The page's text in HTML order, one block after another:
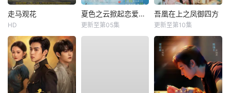
走马观花
HD
夏色之云掀起恋爱与风暴
更新至第05集
吾凰在上之凤御四方
更新至第10集